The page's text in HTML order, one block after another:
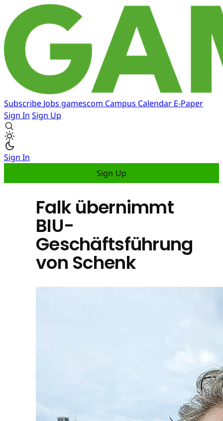
Subscribe Jobs gamescom Campus Calendar E-Paper
Sign In Sign Up
Sign In
Sign Up
Falk übernimmt
BIU-
Geschäftsführung
von Schenk